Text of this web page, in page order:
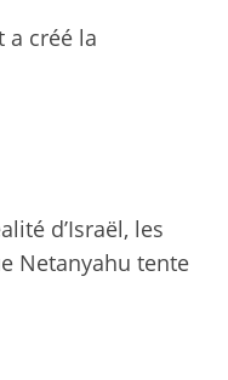
a créé la
d’Israël, les
Netanyahu tente